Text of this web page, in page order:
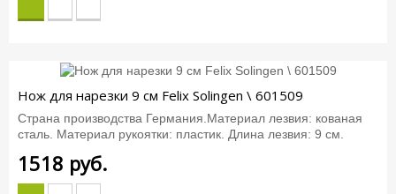
Нож для нарезки 9 см Felix Solingen \ 601509
Страна производства Германия.Материал лезвия: кованая
сталь. Материал рукоятки: пластик. Длина лезвия: 9 см.
1518 руб.